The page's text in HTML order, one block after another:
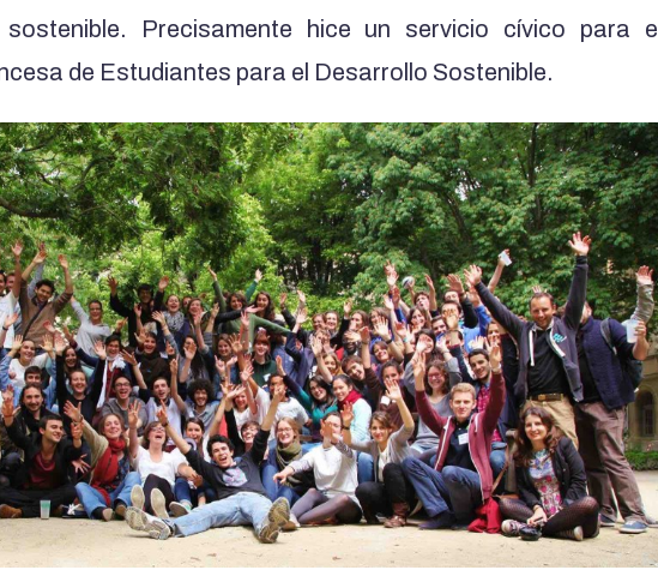
Precisamente hice un servicio cívico para el
de Estudiantes para el Desarrollo Sostenible.